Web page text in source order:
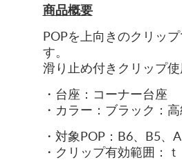
商品概要
POPを上向きのクリッ
す。
滑り止め付きクリップ使
・台座：コーナー台座
・カラー：ブラック：
・対象POP：B6、B5、
・クリップ有効範囲：